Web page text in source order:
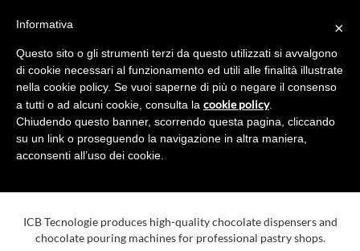
CHOCOLATE
ICB Tecnologie produces high-quality chocolate dispensers and
chocolate pouring machines for professional pastry shops.
×
Informativa
Questo sito o gli strumenti terzi da questo utilizzati si avvalgono
di cookie necessari al funzionamento ed utili alle finalità illustrate
nella cookie policy. Se vuoi saperne di più o negare il consenso
a tutti o ad alcuni cookie, consulta la cookie policy.
Chiudendo questo banner, scorrendo questa pagina, cliccando
su un link o proseguendo la navigazione in altra maniera,
acconsenti all’uso dei cookie.